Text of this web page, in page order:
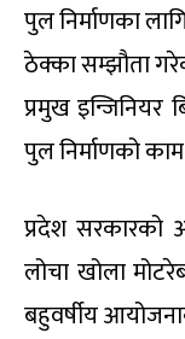
पुल निर्माणका
ठेक्का सम्झौता
प्रमुख इन्जिनियर
पुल निर्माणको
प्रदेश सरकारको
लोचा खोला
बहुवर्षीय